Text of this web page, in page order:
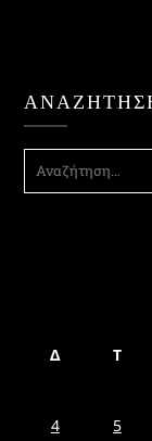
ΑΝΑΖΉΤΗΣΗ
Δ Τ
4
5